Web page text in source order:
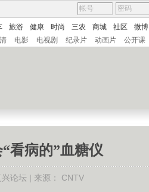
旅游 健康 时尚 三农 商城 社区 微博
电影 电视剧 纪录片 动画片 公开课
“看病的”血糖仪
论坛 | 来源： CNTV